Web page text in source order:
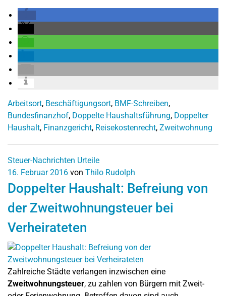
Arbeitsort, Beschäftigungsort, BMF-Schreiben,
Bundesfinanzhof, Doppelte Haushaltsführung, Doppelter
Haushalt, Finanzgericht, Reisekostenrecht, Zweitwohnung
Steuer-Nachrichten Urteile
16. Februar 2016 von Thilo Rudolph
Doppelter Haushalt: Befreiung von
der Zweitwohnungsteuer bei
Verheirateten
Zahlreiche Städte verlangen inzwischen eine
Zweitwohnungsteuer, zu zahlen von Bürgern mit Zweit-